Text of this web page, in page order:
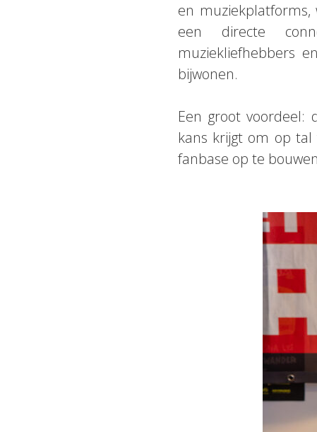
en
een directe
muziekliefhebbers
bijwonen.
Een groot voordeel:
kans krijgt om op
fanbase op te